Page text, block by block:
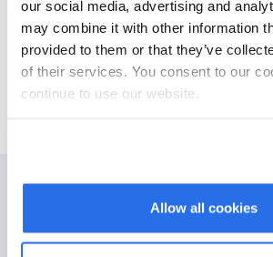
our social media, advertising and
may combine it with other information
provided to them or that they’ve
of their services. You consent to our
continue to use our website.
Allow all cookies
Als Team gemeinsam
arbeiten und dabei die Sonne
verbinden wir Arbeit und
besondere Weise.
Offene